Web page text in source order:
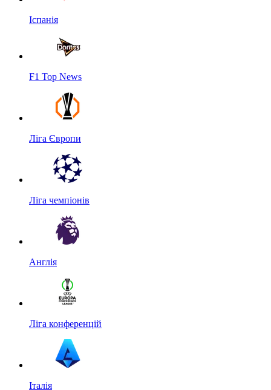
Іспанія
F1 Top News
Ліга Європи
Ліга чемпіонів
Англія
Ліга конференцій
Італія